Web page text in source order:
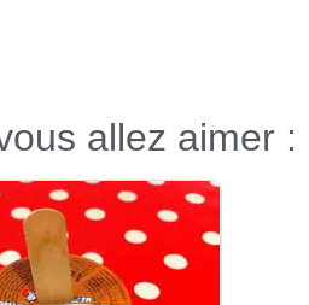
allez aimer :